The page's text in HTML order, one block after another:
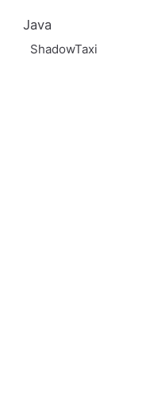
Java
ShadowTaxi